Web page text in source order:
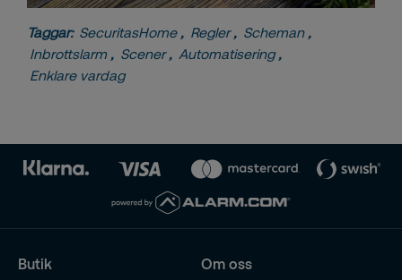
Taggar: SecuritasHome, Regler, Scheman,
Inbrottslarm , Scener, Automatisering,
Enklare vardag
Butik Om oss